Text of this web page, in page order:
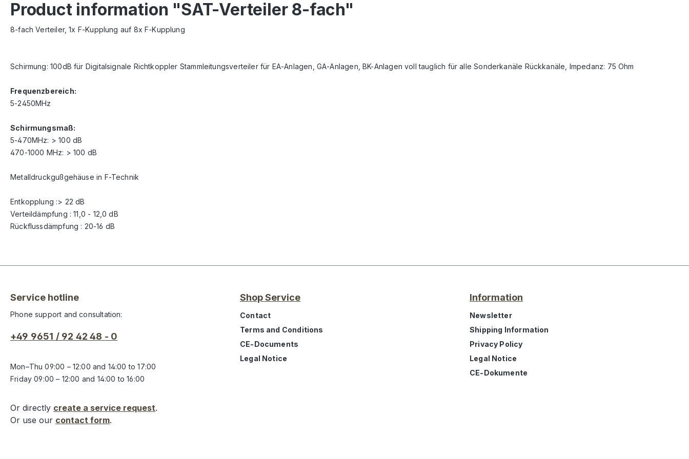
Product information "SAT-Verteiler 8-fach"
8-fach Verteiler, 1x F-Kupplung auf 8x F-Kupplung
Schirmung: 100dB für Digitalsignale Richtkoppler Stammleitungsverteiler für EA-Anlagen, GA-Anlagen, BK-Anlagen voll tauglich für alle Sonderkanäle Rückkanäle, Impedanz: 75 Ohm
Frequenzbereich:
5-2450MHz
Schirmungsmaß:
5-470MHz: > 100 dB
470-1000 MHz: > 100 dB
Metalldruckgußgehäuse in F-Technik
Entkopplung :> 22 dB
Verteildämpfung : 11,0 - 12,0 dB
Rückflussdämpfung : 20-16 dB
Service hotline
Phone support and consultation:
+49 9651 / 92 42 48 - 0
Mon–Thu 09:00 – 12:00 and 14:00 to 17:00
Friday 09:00 – 12:00 and 14:00 to 16:00
Or directly create a service request.
Or use our contact form.
Shop Service
Contact
Terms and Conditions
CE-Documents
Legal Notice
Information
Newsletter
Shipping Information
Privacy Policy
Legal Notice
CE-Dokumente